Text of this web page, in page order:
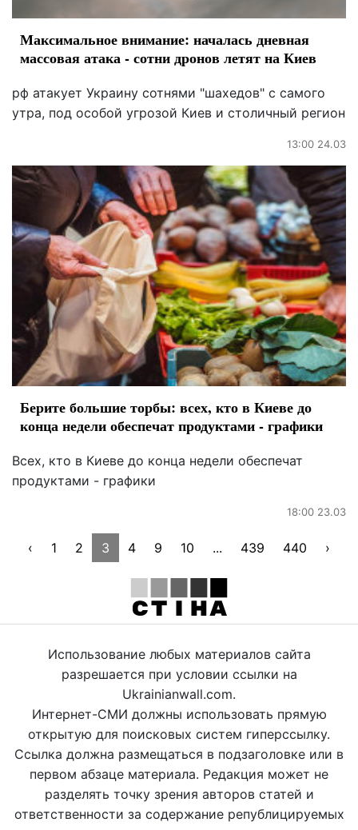
Максимальное внимание: началась дневная
массовая атака - сотни дронов летят на Киев
рф атакует Украину сотнями "шахедов" с самого
утра, под особой угрозой Киев и столичный регион
13:00 24.03
Берите большие торбы: всех, кто в Киеве до
конца недели обеспечат продуктами - графики
Всех, кто в Киеве до конца недели обеспечат
продуктами - графики
18:00 23.03
‹ 1 2 3 4 9 10 ... 439 440 ›
Использование любых материалов сайта
разрешается при условии ссылки на
Ukrainianwall.com.
Интернет-СМИ должны использовать прямую
открытую для поисковых систем гиперссылку.
Ссылка должна размещаться в подзаголовке или в
первом абзаце материала. Редакция может не
разделять точку зрения авторов статей и
ответственности за содержание републицируемых